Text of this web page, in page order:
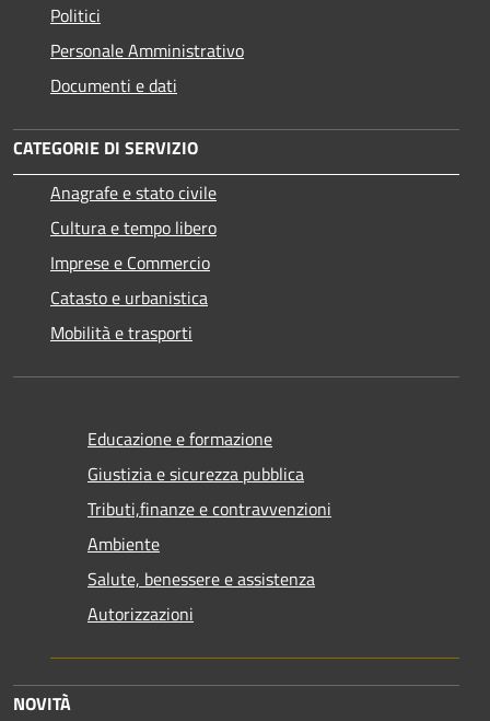
Politici
Personale Amministrativo
Documenti e dati
CATEGORIE DI SERVIZIO
Anagrafe e stato civile
Cultura e tempo libero
Imprese e Commercio
Catasto e urbanistica
Mobilità e trasporti
Educazione e formazione
Giustizia e sicurezza pubblica
Tributi,finanze e contravvenzioni
Ambiente
Salute, benessere e assistenza
Autorizzazioni
NOVITÀ